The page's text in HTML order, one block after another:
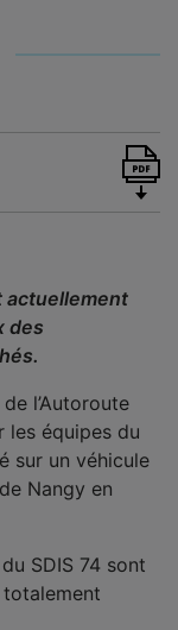
actuellement
des
l’Autoroute
les équipes du
sur un véhicule
Nangy en
SDIS 74 sont
totalement